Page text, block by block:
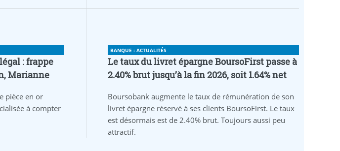
: frappe
Marianne
pièce en or
à compter
BANQUE : ACTUALITÉS
Le taux du livret épargne BoursoFirst passe à
2.40% brut jusqu’à la fin 2026, soit 1.64% net
Boursobank augmente le taux de rémunération de son
livret épargne réservé à ses clients BoursoFirst. Le taux
est désormais est de 2.40% brut. Toujours aussi peu
attractif.